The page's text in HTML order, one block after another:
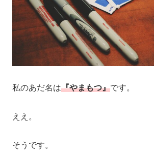
私のあだ名は『やまもつ』です。
ええ。
そうです。